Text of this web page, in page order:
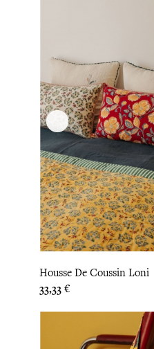
Housse De Coussin Loni
Prix
33,33 €